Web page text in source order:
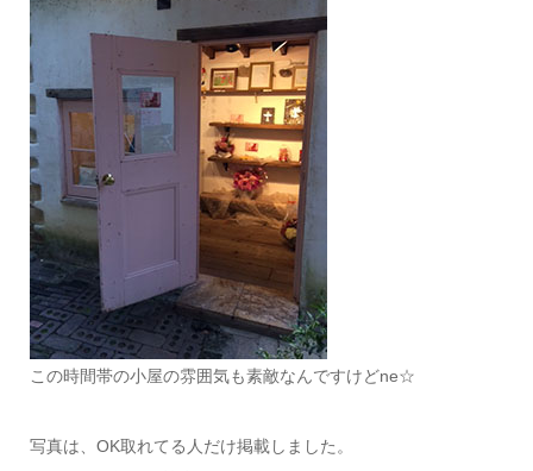
この時間帯の小屋の雰囲気も素敵なんですけどne☆
写真は、OK取れてる人だけ掲載しました。